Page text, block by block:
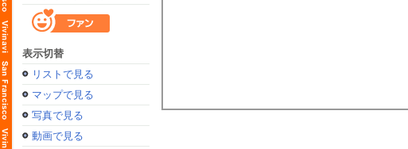
表示切替
リストで見る
マップで見る
写真で見る
動画で見る